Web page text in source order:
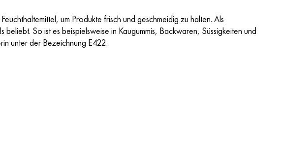
um Produkte frisch und geschmeidig zu halten. Als
beliebt. So ist es beispielsweise in Kaugummis, Backwaren, Süssigkeiten und
unter der Bezeichnung E422.